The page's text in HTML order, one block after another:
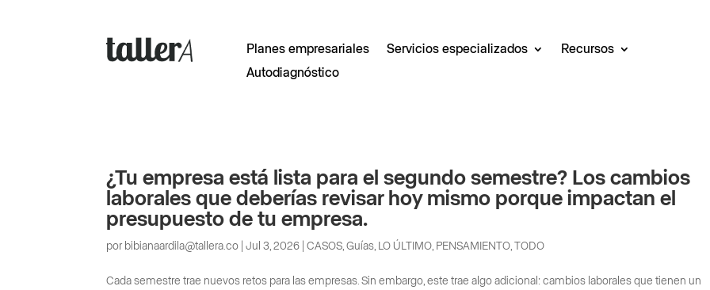
Planes empresariales Servicios especializados
Recursos
Autodiagnóstico
¿Tu empresa está lista para el segundo semestre? Los cambios
laborales que deberías revisar hoy mismo porque impactan el
presupuesto de tu empresa.
por bibianaardila@tallera.co |Jul 3, 2026 |CASOS ,Guías LO ÚLTIMO PENSAMIENTO ,TODO
Cada semestre trae nuevos retos para las empresas. Sin embargo, este trae algo adicional: cambios laborales que tienen un